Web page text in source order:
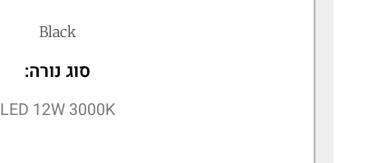
Black
סוג נורה:
LED 12W 3000K